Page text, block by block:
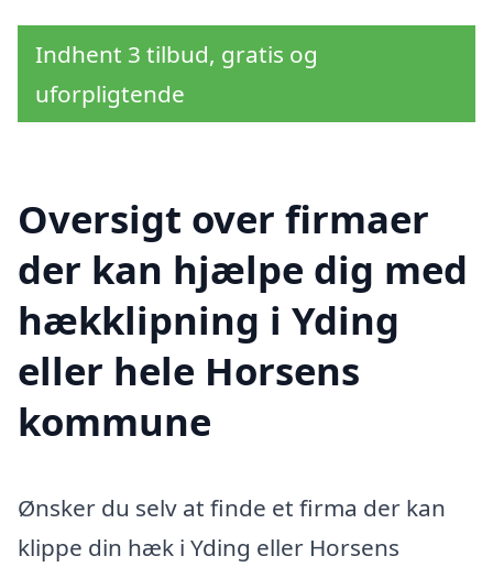
Indhent 3 tilbud, gratis og
uforpligtende
Oversigt over firmaer
der kan hjælpe dig med
hækklipning i Yding
eller hele Horsens
kommune
Ønsker du selv at finde et firma der kan
klippe din hæk i Yding eller Horsens